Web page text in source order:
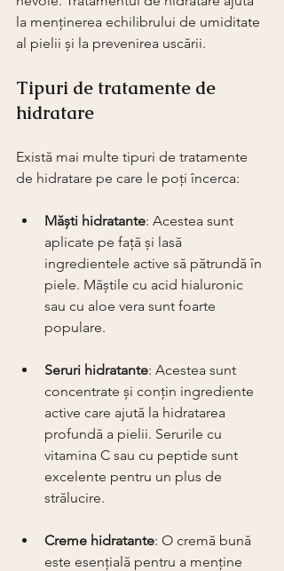
la menținerea echilibrului de umiditate
al pielii și la prevenirea uscării.
Tipuri de tratamente de
hidratare
Există mai multe tipuri de tratamente
de hidratare pe care le poți încerca:
Măști hidratante: Acestea sunt
aplicate pe față și lasă
ingredientele active să pătrundă în
piele. Măștile cu acid hialuronic
sau cu aloe vera sunt foarte
populare.
Seruri hidratante: Acestea sunt
concentrate și conțin ingrediente
active care ajută la hidratarea
profundă a pielii. Serurile cu
vitamina C sau cu peptide sunt
excelente pentru un plus de
strălucire.
Creme hidratante: O cremă bună
este esențială pentru a menține